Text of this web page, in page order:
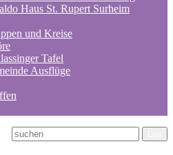
Haus St. Rupert Surheim
und Kreise
Tafel
Ausflüge